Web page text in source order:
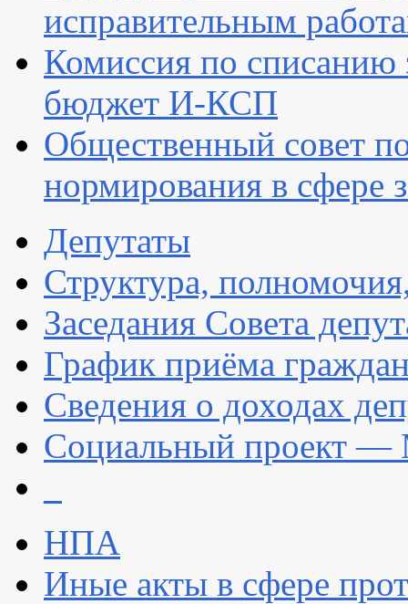
исправительным
Комиссия по списанию
бюджет И-КСП
Общественный совет
нормирования в сфере
Депутаты
Структура,
Заседания Совета
График приёма
Сведения о доходах
Социальный проект —
НПА
Иные акты в сфере